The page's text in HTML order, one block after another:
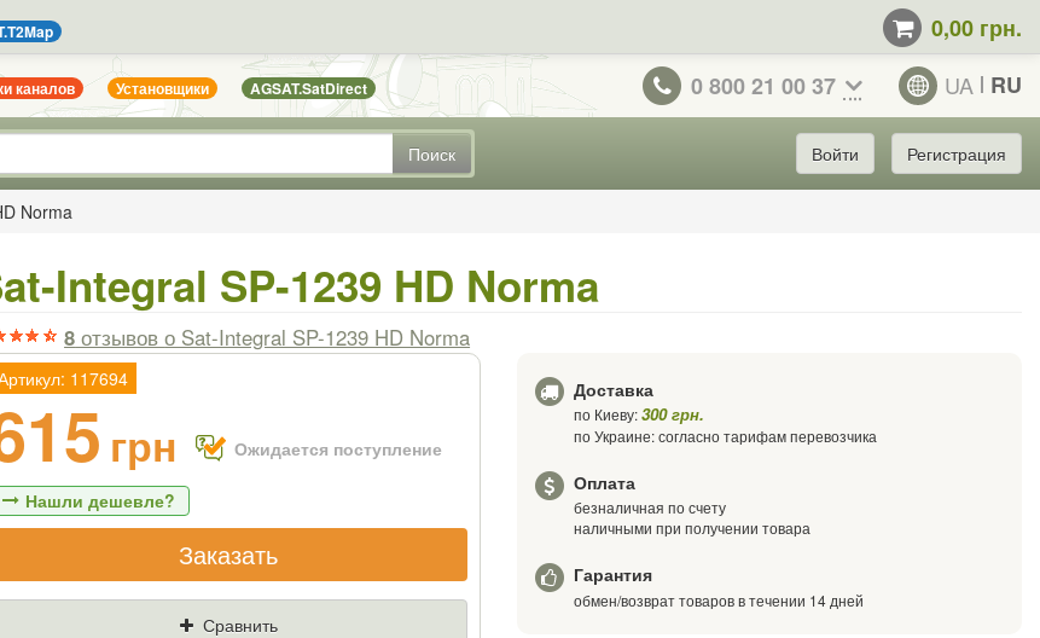
0,00 грн.
каналов Установщики AGSAT.SatDirect 0 800 21 00 37 UA RU
Поиск Войти Регистрация
Norma
Integral SP-1239 HD Norma
8 отзывово Sat-Integral SP-1239 HD Norma
117694
грн Ожидается поступление
Нашли дешевле?
Если Вы найдете товар дешевле - мы снизим
цену и подарим % от разницы
Заказать
Сравнить
Доставка
по Киеву:300 грн.
по Украине: согласно тарифам перевозчика
Оплата
безналичная по счету
наличными при получении товара
Гарантия
обмен/возврат товаров в течении 14 дней